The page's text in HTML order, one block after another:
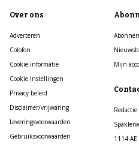
Over ons
Adverteren
Colofon
Cookie informatie
Cookie Instellingen
Privacy beleid
Disclaimer/vrijwaring
Leveringsvoorwaarden
Gebruiksvoorwaarden
Mijn
Redactie
1114